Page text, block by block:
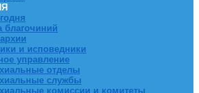
благочиний
и исповедники
управление
отделы
службы
комиссии и комитеты